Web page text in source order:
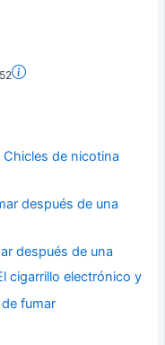
Chicles de nicotina
después de una
cigarrillo electrónico y
fumar